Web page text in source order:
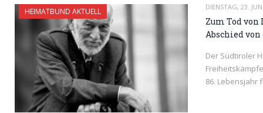
HEIMATBUND AKTUELL DIENSTAG, 23.
Zum Tod
Abschied
Der Südtiroler
86. Lebensjahr